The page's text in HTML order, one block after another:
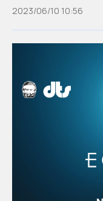
2023/06/10 10:56